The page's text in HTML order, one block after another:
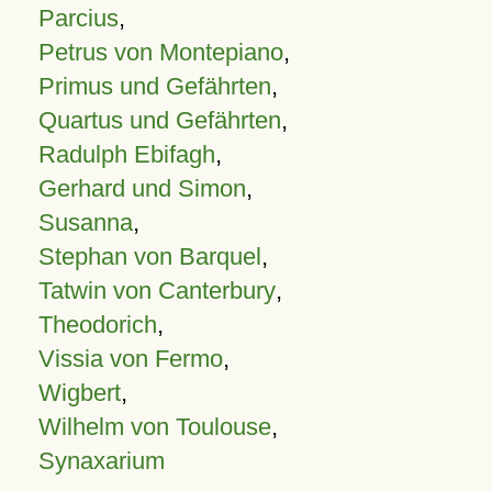
Parcius,
Petrus von Montepiano,
Primus und Gefährten,
Quartus und Gefährten,
Radulph Ebifagh,
Gerhard und Simon,
Susanna,
Stephan von Barquel,
Tatwin von Canterbury,
Theodorich,
Vissia von Fermo,
Wigbert,
Wilhelm von Toulouse,
Synaxarium